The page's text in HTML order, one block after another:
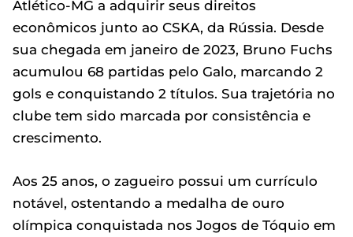
Atlético-MG a adquirir seus direitos
econômicos junto ao CSKA, da Rússia. Desde
sua chegada em janeiro de 2023, Bruno Fuchs
acumulou 68 partidas pelo Galo, marcando 2
gols e conquistando 2 títulos. Sua trajetória no
clube tem sido marcada por consistência e
crescimento.
Aos 25 anos, o zagueiro possui um currículo
notável, ostentando a medalha de ouro
olímpica conquistada nos Jogos de Tóquio em